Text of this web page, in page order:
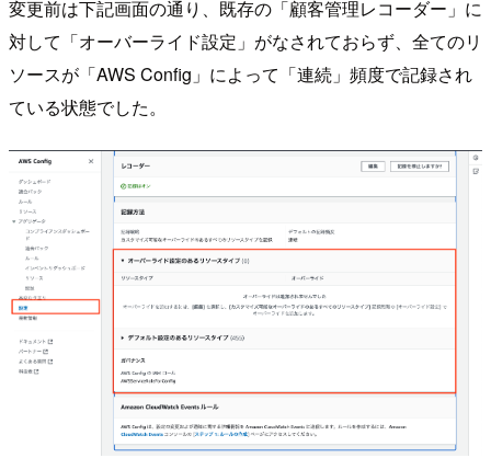
変更前は下記画面の通り、既存の「顧客管理レコーダー」に
対して「オーバーライド設定」がなされておらず、全てのリ
ソースが「AWS Config」によって「連続」頻度で記録され
ている状態でした。